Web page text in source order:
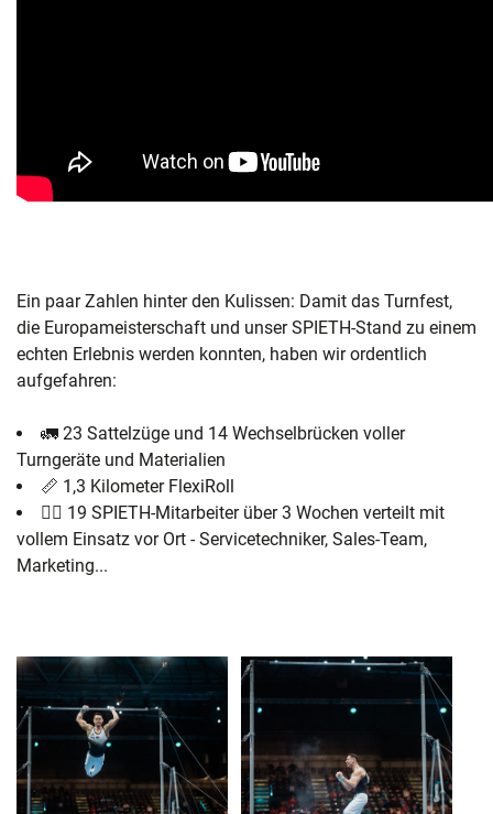
Ein paar Zahlen hinter den Kulissen: Damit das Turnfest,
die Europameisterschaft und unser SPIETH-Stand zu einem
echten Erlebnis werden konnten, haben wir ordentlich
aufgefahren:
🚛 23 Sattelzüge und 14 Wechselbrücken voller
Turngeräte und Materialien
📏 1,3 Kilometer FlexiRoll
👷‍♀️ 19 SPIETH-Mitarbeiter über 3 Wochen verteilt mit
vollem Einsatz vor Ort - Servicetechniker, Sales-Team,
Marketing...